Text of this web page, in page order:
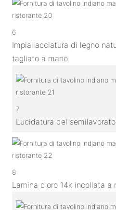
6
Impiallacciatura di legno
tagliato a mano
7
Lucidatura del semilavorato
8
Lamina d'oro 14k incollata a